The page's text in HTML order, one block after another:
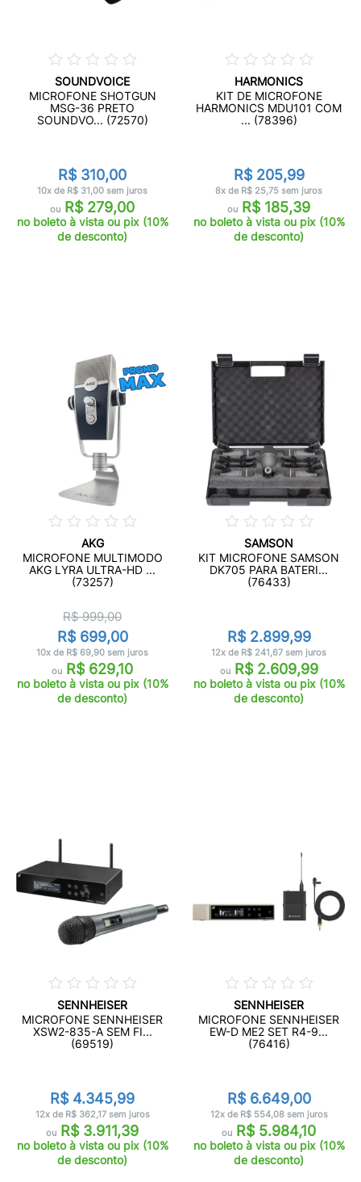
SOUNDVOICE
MICROFONE SHOTGUN
MSG-36 PRETO
SOUNDVO... (72570)
R$ 310,00
10x de R$ 31,00 sem juros
ou R$ 279,00
no boleto à vista ou pix (10%
de desconto)
HARMONICS
KIT DE MICROFONE
HARMONICS MDU101 COM
... (78396)
R$ 205,99
8x de R$ 25,75 sem juros
ou R$ 185,39
no boleto à vista ou pix (10%
de desconto)
AKG
MICROFONE MULTIMODO
AKG LYRA ULTRA-HD ...
(73257)
R$ 999,00
R$ 699,00
10x de R$ 69,90 sem juros
ou R$ 629,10
no boleto à vista ou pix (10%
de desconto)
SAMSON
KIT MICROFONE SAMSON
DK705 PARA BATERI...
(76433)
R$ 2.899,99
12x de R$ 241,67 sem juros
ouR$ 2.609,99
no boleto à vista ou pix (10%
de desconto)
SENNHEISER
MICROFONE SENNHEISER
XSW2-835-A SEM FI...
(69519)
R$ 4.345,99
12x de R$ 362,17 sem juros
ou R$ 3.911,39
no boleto à vista ou pix (10%
de desconto)
SENNHEISER
MICROFONE SENNHEISER
EW-D ME2 SET R4-9...
(76416)
R$ 6.649,00
12x de R$ 554,08 sem juros
ou R$ 5.984,10
no boleto à vista ou pix (10%
de desconto)